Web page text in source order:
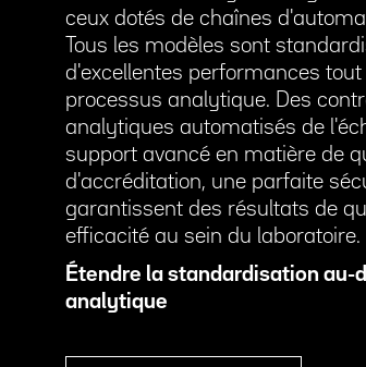
ceux dotés de chaînes
Tous les modèles sont
d'excellentes performances
processus analytique. Des
analytiques automatisés de
support avancé en matière de
d'accréditation, une parfaite
garantissent des résultats de
efficacité au sein du laboratoire.
Étendre la standardisation au-
analytique